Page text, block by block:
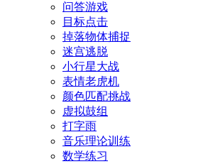
问答游戏
目标点击
掉落物体捕捉
迷宫逃脱
小行星大战
表情老虎机
颜色匹配挑战
虚拟鼓组
打字雨
音乐理论训练
数学练习